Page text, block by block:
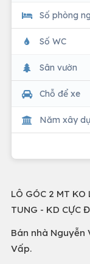
Số phòng
Số WC
Sân vườn
Chỗ để xe
Năm xây
LÔ GÓC 2 MT
TUNG - KD CỰC
Bán nhà Nguyễn
Vấp.